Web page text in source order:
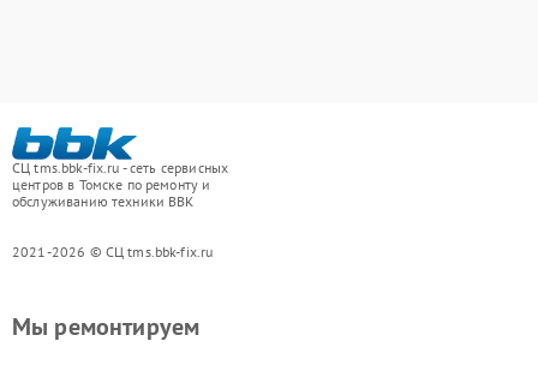
СЦ tms.bbk-fix.ru - сеть сервисных
центров в Томске по ремонту и
обслуживанию техники BBK
2021-2026 © СЦ tms.bbk-fix.ru
Мы ремонтируем